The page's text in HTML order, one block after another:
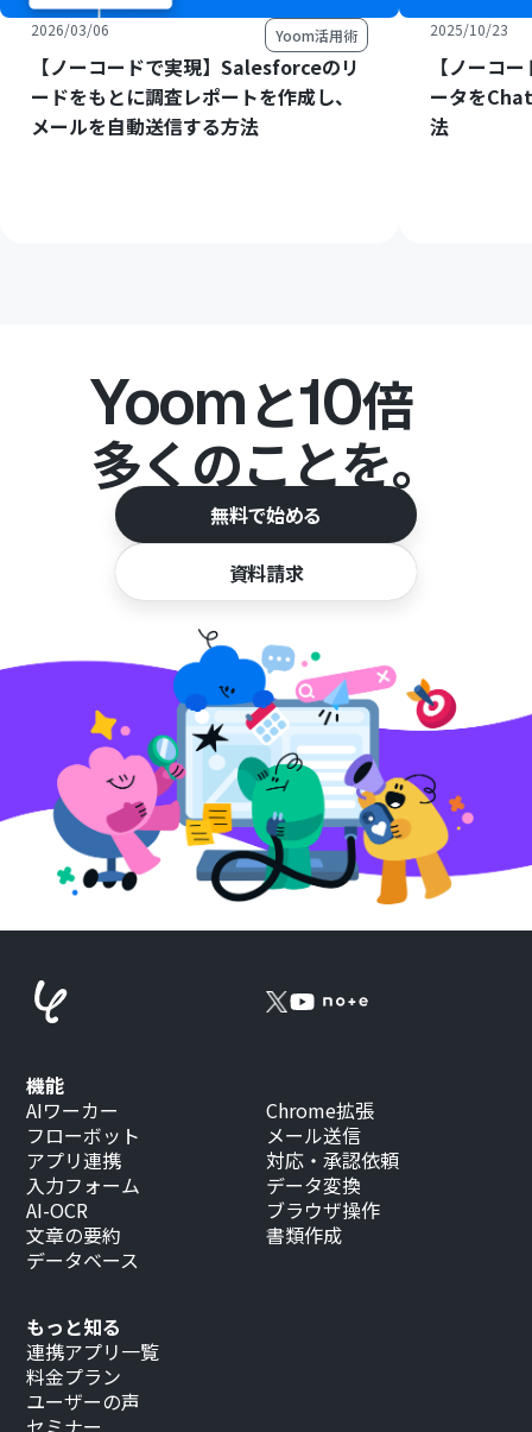
2026/03/06 Yoom活用術
【ノーコードで実現】Salesforceのリ
ードをもとに調査レポートを作成し、
メールを自動送信する方法
2025/10/23
【ノーコ
ータを
法
Yoomと10倍
多くのことを。
無料で始める
資料請求
もっと知る
連携アプリ一覧
料金プラン
ユーザーの声
セミナー
機能
AIワーカー
フローボット
アプリ連携
入力フォーム
AI-OCR
文章の要約
データベース
Chrome拡張
メール送信
対応・承認依頼
データ変換
ブラウザ操作
書類作成